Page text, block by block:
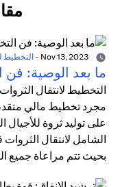
-التخطيط
ما بعد الوصية: فن
التخطيط لانتقال
مجرد تخطيط مالي
على توليد ثروة
الشامل لانتقال الثروات
بحيث تتم مراعاة جميع